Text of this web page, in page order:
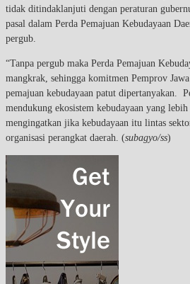
tidak ditindaklanjuti dengan peraturan
pasal dalam Perda Pemajuan Kebudayaan
pergub.
“Tanpa pergub maka Perda Pemajuan
mangkrak, sehingga komitmen Pemprov
pemajuan kebudayaan patut dipertanyakan.
mendukung ekosistem kebudayaan yang
mengingatkan jika kebudayaan itu lintas
organisasi perangkat daerah. (subagyo/ss)